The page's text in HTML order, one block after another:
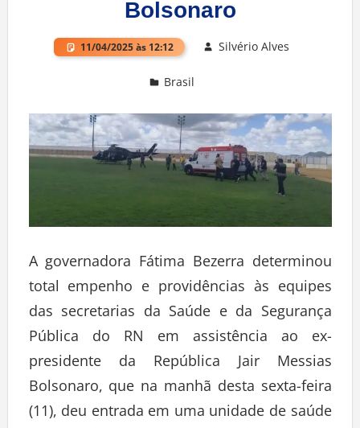
Bolsonaro
11/04/2025 às 12:12 Silvério Alves
Brasil
A governadora Fátima Bezerra determinou
total empenho e providências às equipes
das secretarias da Saúde e da Segurança
Pública do RN em assistência ao ex-
presidente da República Jair Messias
Bolsonaro, que na manhã desta sexta-feira
(11), deu entrada em uma unidade de saúde